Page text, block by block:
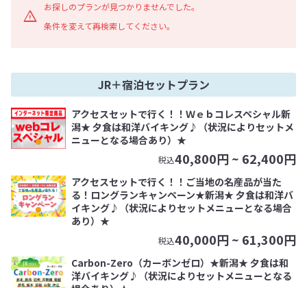
お探しのプランが見つかりませんでした。
条件を変えて再検索してください。
JR＋宿泊セットプラン
アクセスセットで行く！！Ｗｅｂコレスペシャル新
潟★ 夕食は和洋バイキング♪（状況によりセットメ
ニューとなる場合あり）★
税込40,800円 ~ 62,400円
アクセスセットで行く！！ご当地の名産品が当た
る！ロングランキャンペーン★新潟★ 夕食は和洋バ
イキング♪（状況によりセットメニューとなる場合
あり）★
税込40,000円 ~ 61,300円
Carbon-Zero（カーボンゼロ）★新潟★ 夕食は和
洋バイキング♪（状況によりセットメニューとなる